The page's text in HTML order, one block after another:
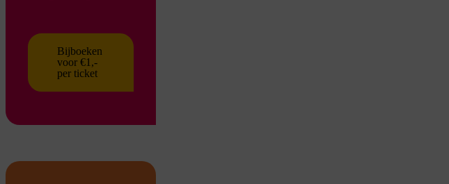
Bijboeken
voor €1,-
per ticket